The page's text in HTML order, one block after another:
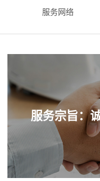
服务网络
服务宗旨：